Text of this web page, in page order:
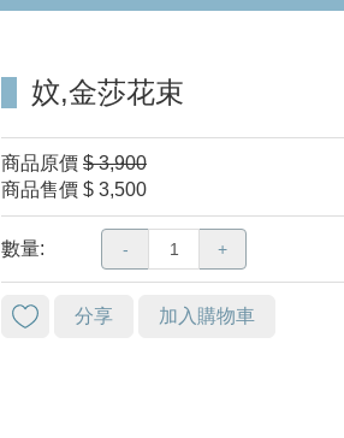
妏,金莎花束
商品原價 $ 3,900
商品售價 $ 3,500
數量: - +
分享 加入購物車